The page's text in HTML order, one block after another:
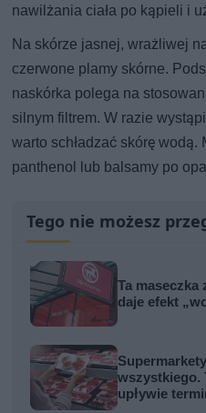
nawilżania ciała po kąpieli i
Na skórze jasnej, wrażliwej
czerwone plamy skórne.
naskórka polega na
silnym filtrem. W razie
warto schładzać skórę wodą.
panthenol lub balsamy po
Tego nie możesz
Ta maseczka
daje efekt
wszystkiego.
upływie